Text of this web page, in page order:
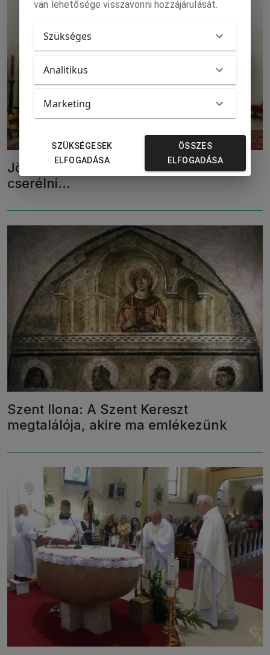
Jöjjünk vissza kitisztítani, vagy újra
cserélni...
Szent Ilona: A Szent Kereszt
megtalálója, akire ma emlékezünk
van lehetősége visszavonni hozzájárulását.
Szükséges
Analitikus
Marketing
SZÜKSÉGESEK
ELFOGADÁSA
ÖSSZES
ELFOGADÁSA